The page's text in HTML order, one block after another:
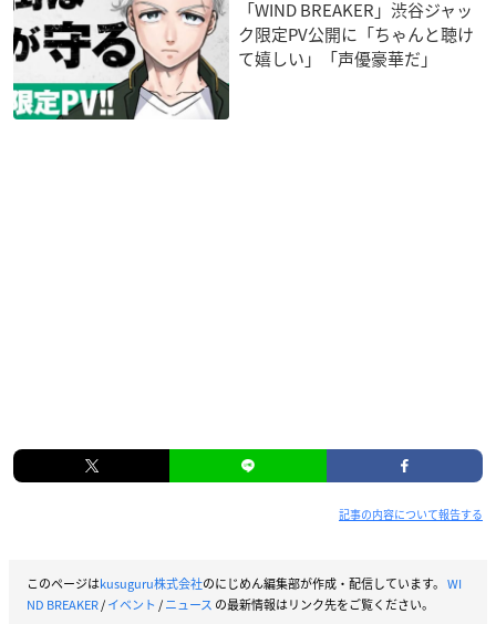
「WIND BREAKER」渋谷ジャッ
ク限定PV公開に「ちゃんと聴け
て嬉しい」「声優豪華だ」
記事の内容について報告する
このページはkusuguru株式会社のにじめん編集部が作成・配信しています。 WI
ND BREAKER/イベント /ニュース の最新情報はリンク先をご覧ください。